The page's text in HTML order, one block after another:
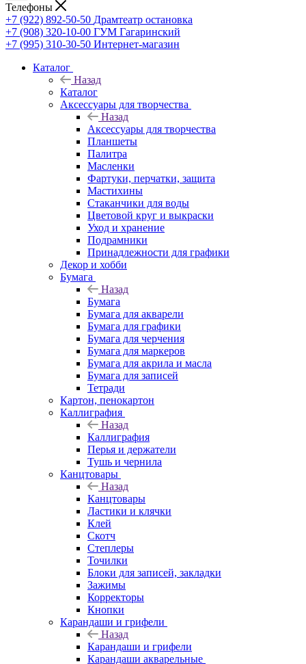
Телефоны
+7 (922) 892-50-50 Драмтеатр остановка
+7 (908) 320-10-00 ГУМ Гагаринский
+7 (995) 310-30-50 Интернет-магазин
Каталог
Назад
Каталог
Аксессуары для творчества
Назад
Аксессуары для творчества
Планшеты
Палитра
Масленки
Фартуки, перчатки, защита
Мастихины
Стаканчики для воды
Цветовой круг и выкраски
Уход и хранение
Подрамники
Принадлежности для графики
Декор и хобби
Бумага
Назад
Бумага
Бумага для акварели
Бумага для графики
Бумага для черчения
Бумага для маркеров
Бумага для акрила и масла
Бумага для записей
Тетради
Картон, пенокартон
Каллиграфия
Назад
Каллиграфия
Перья и держатели
Тушь и чернила
Канцтовары
Назад
Канцтовары
Ластики и клячки
Клей
Скотч
Степлеры
Точилки
Блоки для записей, закладки
Зажимы
Корректоры
Кнопки
Карандаши и грифели
Назад
Карандаши и грифели
Карандаши акварельные